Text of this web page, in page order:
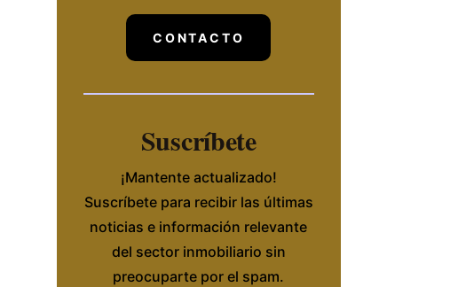
CONTACTO
Suscríbete
¡Mantente actualizado!
Suscríbete para recibir las últimas
noticias e información relevante
del sector inmobiliario sin
preocuparte por el spam.